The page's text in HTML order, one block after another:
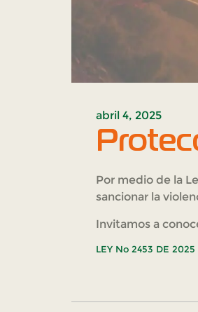
abril 4, 2025
Por medio de la
sancionar la
Invitamos a
LEY No 2453 DE